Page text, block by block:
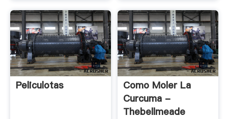
Peliculotas
Como Moler La
Curcuma -
Thebellmeade